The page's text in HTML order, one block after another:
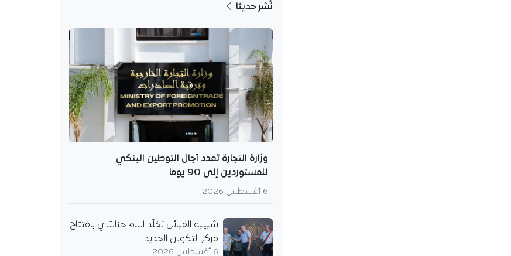
نُشر حديثا
وزارة التجارة تمدد آجال التوطين البنكي
للمستوردين إلى 90 يوما
6 أغسطس 2026
شبيبة القبائل تخلّد اسم حناشي بافتتاح
مركز التكوين الجديد
6 أغسطس 2026